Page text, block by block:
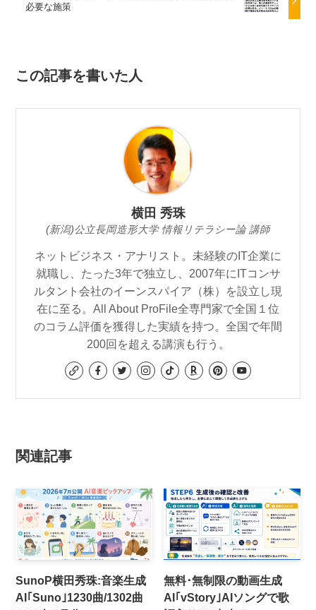
必要な施策
この記事を書いた人
横田 秀珠
(新潟)公立長岡造形大学 情報リテラシー論 講師
ネットビジネス・アナリスト。未経験のIT企業に
就職し、たった3年で独立し、2007年にITコンサ
ルタント会社のイーンスパイア（株）を設立し現
在に至る。All About ProFile全専門家で全国１位
のコラム評価を獲得した実績を持つ。全国で年間
200回を超える講演も行う。
関連記事
SunoP横田秀珠:音楽生成
AI｢Suno｣1230曲/1302曲
無料･無制限の動画生成
AI｢vStory｣AIソングで歌